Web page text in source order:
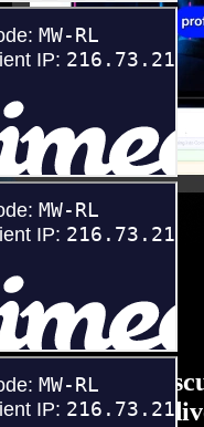
de veus
amb accents